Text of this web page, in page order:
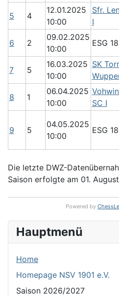
5 4
12.01.2025
10:00
Sfr.
I
6 2
09.02.2025
10:00
ESG
7 5
16.03.2025
10:00
SK
8 1
06.04.2025
10:00
SC I
9 5
04.05.2025
10:00
ESG
Die letzte DWZ-
Saison erfolgte am 01.
Powered by
Hauptmenü
Home
Homepage NSV 1901 e.V.
Saison 2026/2027